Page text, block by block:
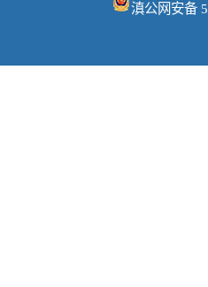
滇公网安备